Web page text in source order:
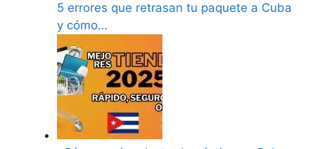
5 errores que retrasan tu paquete a Cuba
y cómo…